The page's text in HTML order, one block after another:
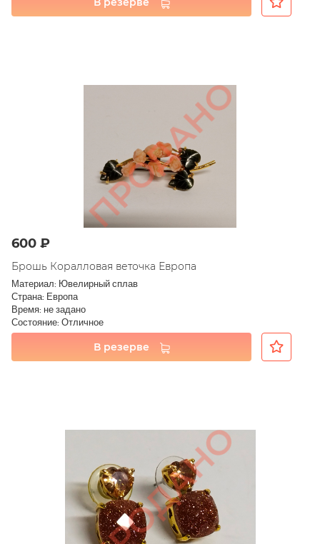
600 ₽
Брошь Коралловая веточка Европа
Материал: Ювелирный сплав
Страна: Европа
Время: не задано
Состояние: Отличное
В резерве